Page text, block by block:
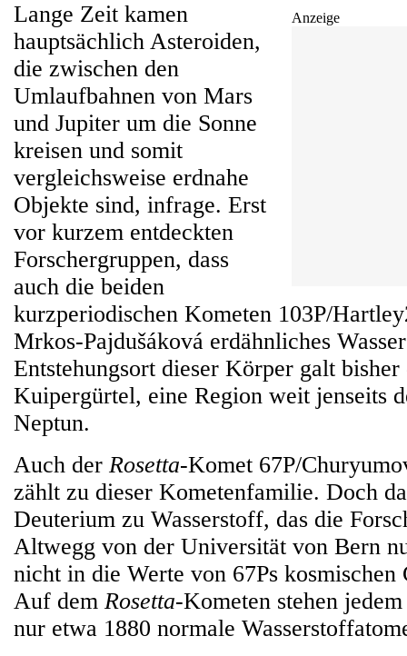
Anzeige
Lange Zeit kamen
hauptsächlich Asteroiden,
die zwischen den
Umlaufbahnen von Mars
und Jupiter um die Sonne
kreisen und somit
vergleichsweise erdnahe
Objekte sind, infrage. Erst
vor kurzem entdeckten
Forschergruppen, dass
auch die beiden
kurzperiodischen Kometen 103P/
Mrkos-Pajdušáková erdähnliches
Entstehungsort dieser Körper galt bisher
Kuipergürtel, eine Region weit jenseits
Neptun.
Auch der Rosetta-Komet 67P/
zählt zu dieser Kometenfamilie. Doch
Deuterium zu Wasserstoff, das die
Altwegg von der Universität von Bern
nicht in die Werte von 67Ps kosmischen
Auf dem Rosetta-Kometen stehen
nur etwa 1880 normale